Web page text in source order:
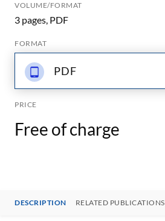
VOLUME/FORMAT
3 pages, PDF
FORMAT
PDF
PRICE
Free of charge
DESCRIPTION RELATED PUBLICATIONS